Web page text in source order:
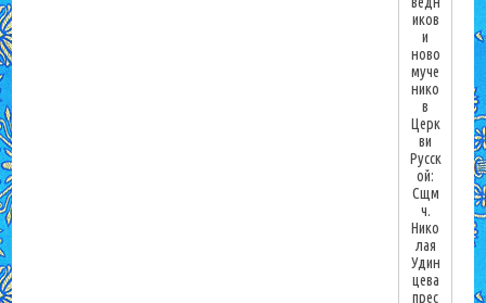
иков
и
ново
муче
нико
в
Церк
ви
Русск
ой:
Сщм
ч.
Нико
лая
Удин
цева
прес